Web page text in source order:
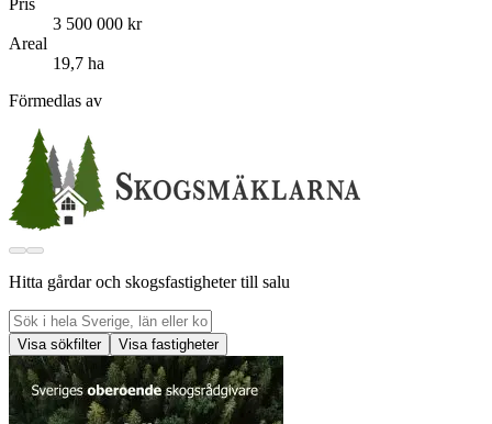
3 500 000 kr
Areal
19,7 ha
Förmedlas av
Hitta gårdar och skogsfastigheter till salu
Visa sökfilter Visa fastigheter